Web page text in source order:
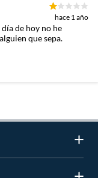
hace 1 año
de hoy no he
que sepa.